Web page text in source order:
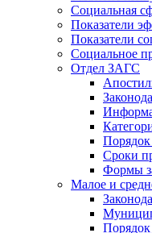
Социальная
Показатели
Показатели
Социальное
Отдел ЗАГС
Порядок
Сроки
Формы
Малое и
Порядок